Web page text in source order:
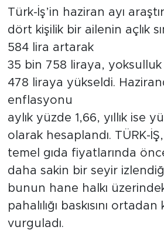
Türk-İş’in haziran ayı
dört kişilik bir ailenin açlık
584 lira artarak
35 bin 758 liraya, yoksulluk
478 liraya yükseldi.
enflasyonu
aylık yüzde 1,66, yıllık ise
olarak hesaplandı. TÜRK-
temel gıda fiyatlarında
daha sakin bir seyir
bunun hane halkı
pahalılığı baskısını ortadan
vurguladı.
YAŞAM
TARİHTEN GÜNÜMÜZE
TARİH
KADIN
SİYASET
MEDYA KÖŞESİ